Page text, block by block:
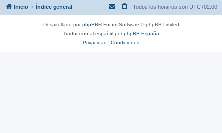
Inicio Índice general Todos los horarios son UTC+02:00
Desarrollado porphpBB® Forum Software © phpBB Limited
Traducción al español porphpBB España
Privacidad | Condiciones